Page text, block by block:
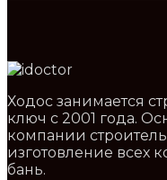
Ходос занимается
ключ с 2001 года.
компании
изготовление всех
бань.